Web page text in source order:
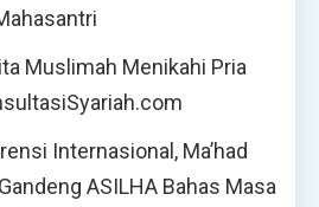
Muslimah Menikahi Pria
Internasional, Ma’had
ASILHA Bahas Masa